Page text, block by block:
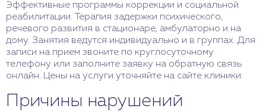
Эффективные программы коррекции и социальной
реабилитации. Терапия задержки психического,
речевого развития в стационаре, амбулаторно и на
дому. Занятия ведутся индивидуально и в группах. Для
записи на прием звоните по круглосуточному
телефону или заполните заявку на обратную связь
онлайн. Цены на услуги уточняйте на сайте клиники.
Причины нарушений